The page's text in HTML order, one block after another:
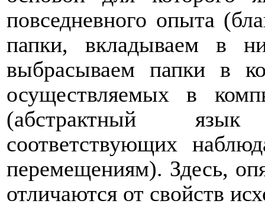
повседневного опыта
папки, вкладываем в
выбрасываем папки в
осуществляемых в
(абстрактный
соответствующих
перемещениям). Здесь,
отличаются от свойств